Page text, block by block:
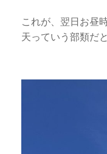
これが、翌日お昼
天っていう部類だ